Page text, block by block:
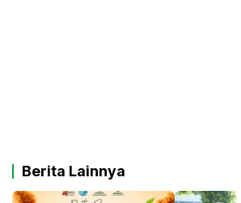
Berita Lainnya